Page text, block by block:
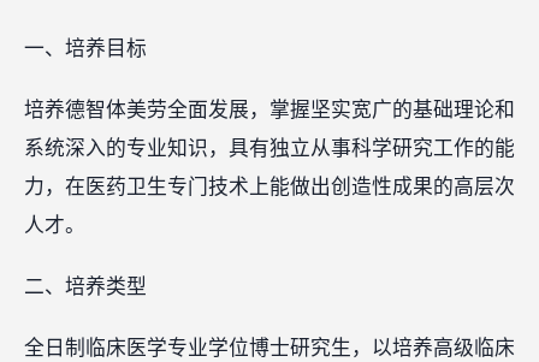
一、培养目标
培养德智体美劳全面发展，掌握坚实宽广的基础理论和
系统深入的专业知识，具有独立从事科学研究工作的能
力，在医药卫生专门技术上能做出创造性成果的高层次
人才。
二、培养类型
全日制临床医学专业学位博士研究生，以培养高级临床